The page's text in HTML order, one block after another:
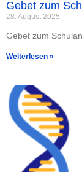
Gebet zum
28. August 2025
Gebet zum
Weiterlesen »